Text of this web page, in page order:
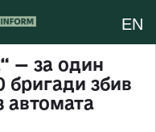
EN
— за один
бригади збив
автомата